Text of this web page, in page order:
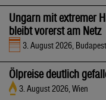
Ungarn mit extremer
bleibt vorerst am Netz
3. August 2026, Budapest
Ölpreise deutlich
3. August 2026, Wien